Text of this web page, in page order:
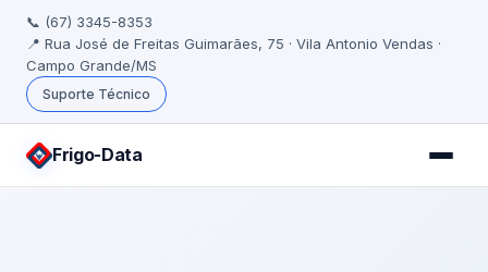
📞 (67) 3345-8353
📍 Rua José de Freitas Guimarães, 75 · Vila Antonio Vendas ·
Campo Grande/MS
Suporte Técnico
Frigo-Data